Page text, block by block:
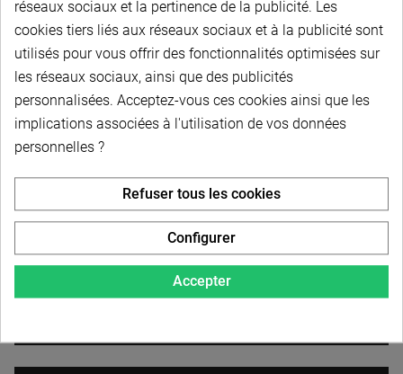
- Diam. intérieur 16
Embout à rotule - Mâle - Avec entretien - Pas à droite
- Diam. intérieur 17
Embout à rotule - Mâle - Avec entretien - Pas à droite
Embout à rotule - Mâle - Avec entretien - Pas à droite
réseaux sociaux et la pertinence de la publicité. Les
cookies tiers liés aux réseaux sociaux et à la publicité sont
utilisés pour vous offrir des fonctionnalités optimisées sur
les réseaux sociaux, ainsi que des publicités
personnalisées. Acceptez-vous ces cookies ainsi que les
implications associées à l'utilisation de vos données
personnelles ?
Accepter
Refuser tous les cookies
Configurer